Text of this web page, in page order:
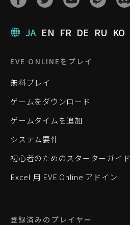
JA EN FR DE RU KO
EVE ONLINEをプレイ
無料プレイ
ゲームをダウンロード
ゲームタイムを追加
システム要件
初心者のためのスターターガイド
Excel 用 EVE Online アドイン
登録済みのプレイヤー